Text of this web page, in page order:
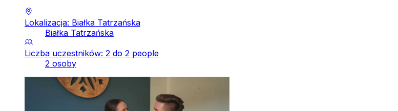
Lokalizacja: Białka Tatrzańska
Białka Tatrzańska
Liczba uczestników: 2 do 2 people
2 osoby